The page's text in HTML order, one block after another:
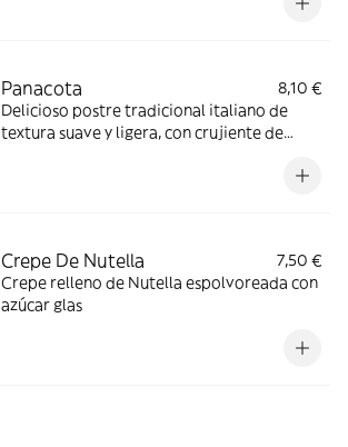
Panacota
8,10 €
Delicioso postre tradicional italiano de
textura suave y ligera, con crujiente de
Crepe De Nutella
7,50 €
Crepe relleno de Nutella espolvoreada con
azúcar glas